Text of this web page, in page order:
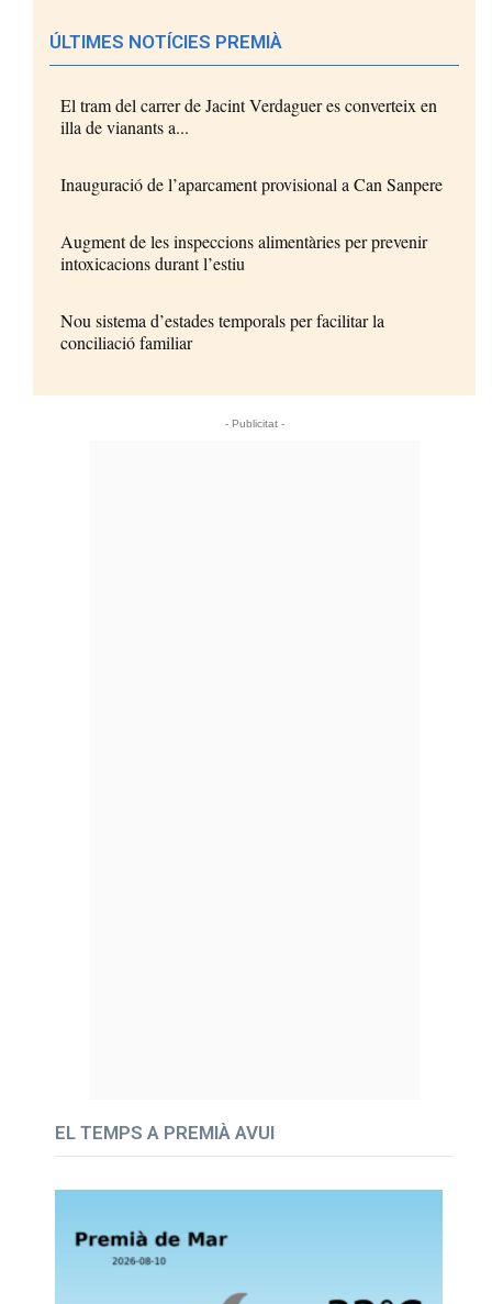
ÚLTIMES NOTÍCIES PREMIÀ
El tram del carrer de Jacint Verdaguer es converteix en
illa de vianants a...
Inauguració de l’aparcament provisional a Can Sanpere
Augment de les inspeccions alimentàries per prevenir
intoxicacions durant l’estiu
Nou sistema d’estades temporals per facilitar la
conciliació familiar
- Publicitat -
EL TEMPS A PREMIÀ AVUI